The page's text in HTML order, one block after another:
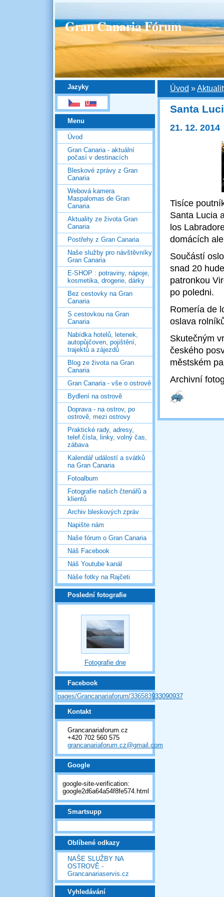
Gran Canaria Fórum
Jazyky
Menu
Úvod
Gran Canaria - aktuální
počasí v destinacích
Bleskové zprávy z Gran
Canaria
Webová kamera
Maspalomas de Gran
Canaria
Aktuality ze života Gran
Canaria
Postřehy z Gran Canaria
Naše služby pro návštěvníky
Gran Canaria
E-SHOP : potraviny, nápoje,
kosmetika, drogerie, dárky
Bez cestovky na Gran
Canaria
S cestovkou na Gran
Canaria
Nabídka hotelů, letenek,
autopůjčoven, pojištění,
trajektů a zájezdů
Blog ze života na Gran
Canaria
Gran Canaria - vše o ostrově
Bydlení na ostrově
Doprava - na ostrov, po
ostrově, mezi ostrovy
Praktické rady, adresy,
telef.čísla, linky, volný čas,
zábava
Kalendář událostí a svátků
na Gran Canaria
Fotoalbum
Fotografie našich čtenářů a
klientů
Archiv bleskových zpráv
Napište nám
Naše fórum o Gran Canaria
Náš Facebook
Náš Youtube kanál
Náše fotky na Rajčeti
Poslední fotografie
Fotografie dne
Facebook
pages/Grancanariaforum/336583933090937
Kontakt
Grancanariaforum.cz
+420 702 560 575
grancanariaforum.cz@gmail.com
Google
google-site-verification:
google2d6a64a54f8fe574.html
Smartsupp
Oblíbené odkazy
NAŠE SLUŽBY NA
OSTROVĚ -
Grancanariaservis.cz
Vyhledávání
Úvod »
Santa
21. 12. 2014
Tisíce
Santa Lucia
los
domácích
Součástí
snad 20
patronkou
po poledni.
Romería de
oslava
Skutečným
českého
městském
Archivní